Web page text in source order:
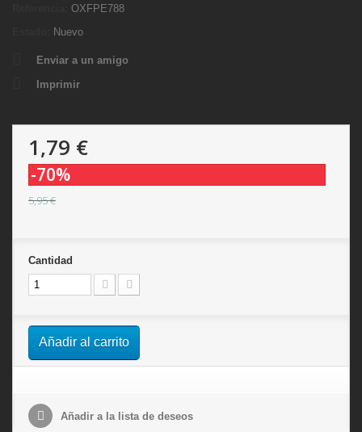
OXFPE788
Nuevo
Enviar a un amigo
Imprimir
1,79 €
-70%
5,95 €
Cantidad
Añadir al carrito
Añadir a la lista de deseos